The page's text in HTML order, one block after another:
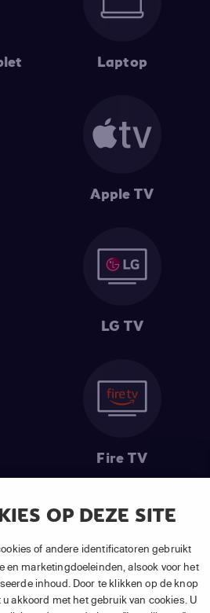
OP DEZE SITE
of andere identificatoren gebruikt
en marketingdoeleinden, alsook voor het
inhoud. Door te klikken op de knop
akkoord met het gebruik van cookies. U
Laptop
Apple TV
LG TV
Fire TV
: Geldig op alle nieuwe abonnementen
TV Light, Basic of Plus.
abonnement : Incl. BTW.
voorvolgende zendersafhankelijk